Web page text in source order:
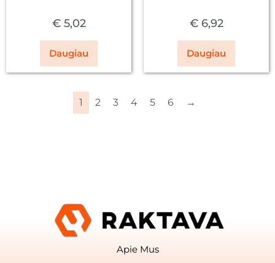
€5,02
Daugiau
€6,92
Daugiau
1 2 3 4 5 6 →
Apie Mus